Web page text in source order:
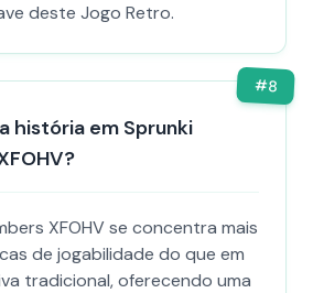
deste Jogo Retro.
#8
história em Sprunki
XFOHV se concentra mais
de jogabilidade do que em
tradicional, oferecendo uma